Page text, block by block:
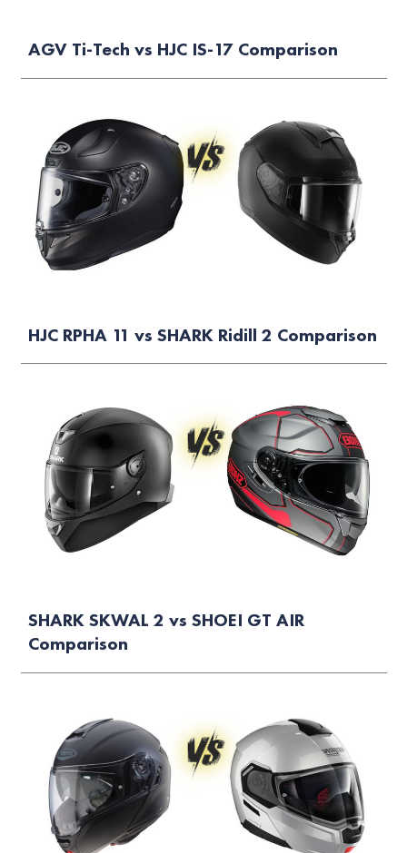
AGV Ti-Tech vs HJC IS-17 Comparison
HJC RPHA 11 vs SHARK Ridill 2 Comparison
SHARK SKWAL 2 vs SHOEI GT AIR
Comparison